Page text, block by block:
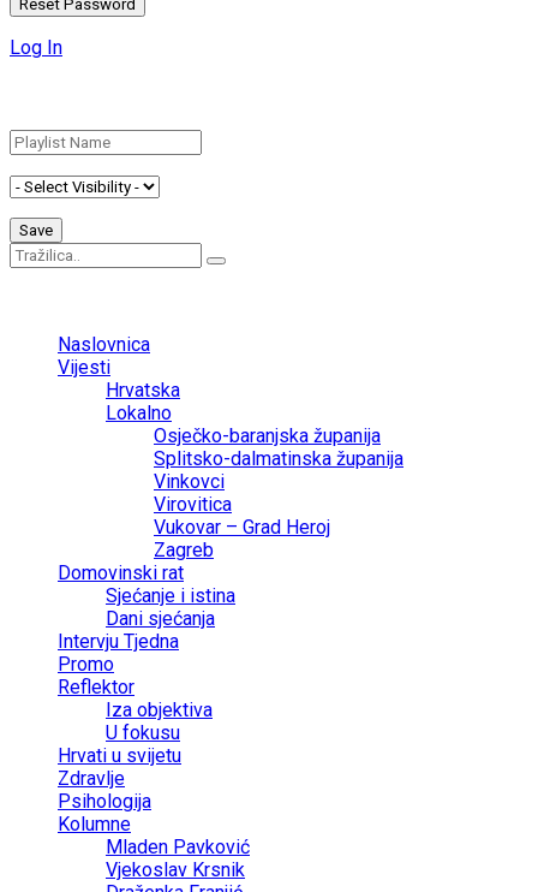
Log In
Naslovnica
Vijesti
Hrvatska
Lokalno
Osječko-baranjska županija
Splitsko-dalmatinska županija
Vinkovci
Virovitica
Vukovar – Grad Heroj
Zagreb
Domovinski rat
Sjećanje i istina
Dani sjećanja
Intervju Tjedna
Promo
Reflektor
Iza objektiva
U fokusu
Hrvati u svijetu
Zdravlje
Psihologija
Kolumne
Mladen Pavković
Vjekoslav Krsnik